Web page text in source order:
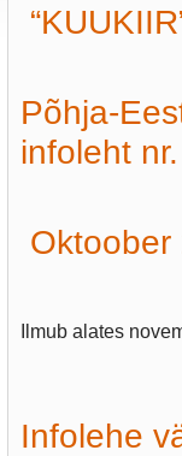
Põhja-
infoleht
Oktoober
Ilmub alates
Infolehe